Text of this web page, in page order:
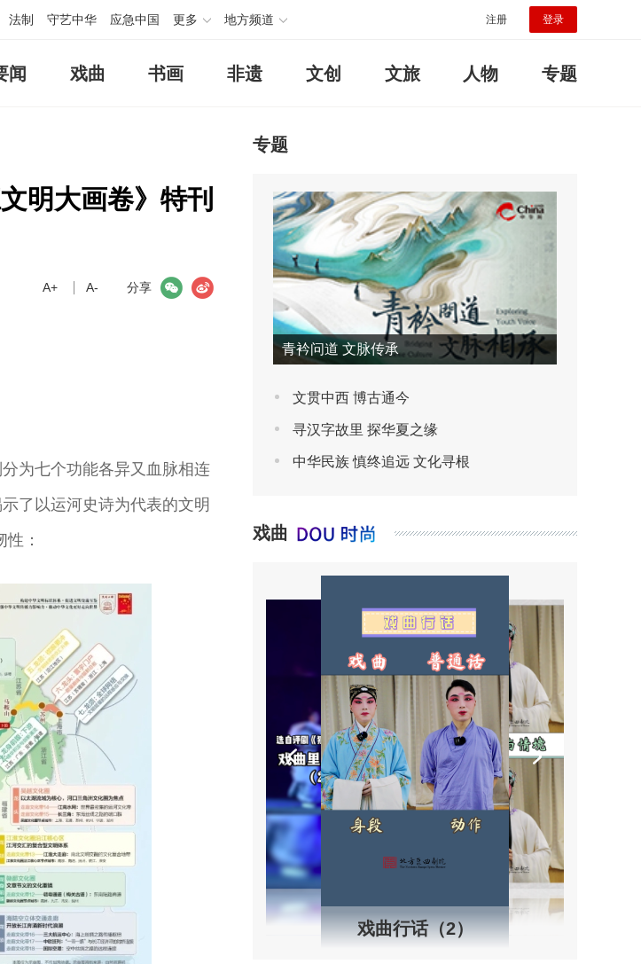
法制 守艺中华 应急中国 更多 地方频道 注册 登录
闻 戏曲 书画 非遗 文创 文旅 人物 专题
明大画卷》特刊
分享
微信
A+ A-
为七个功能各异又血脉相连
了以运河史诗为代表的文明
：
专题
青衿问道 文脉传承
文贯中西 博古通今
寻汉字故里 探华夏之缘
中华民族 慎终追远 文化寻根
戏曲
戏曲行话（2）